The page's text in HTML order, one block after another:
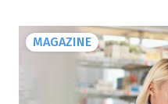
MAGAZINE